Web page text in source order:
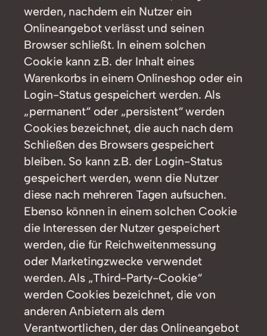
werden, nachdem ein Nutzer ein
Onlineangebot verlässt und seinen
Browser schließt. In einem solchen
Cookie kann z.B. der Inhalt eines
Warenkorbs in einem Onlineshop oder ein
Login-Status gespeichert werden. Als
„permanent“ oder „persistent“ werden
Cookies bezeichnet, die auch nach dem
Schließen des Browsers gespeichert
bleiben. So kann z.B. der Login-Status
gespeichert werden, wenn die Nutzer
diese nach mehreren Tagen aufsuchen.
Ebenso können in einem solchen Cookie
die Interessen der Nutzer gespeichert
werden, die für Reichweitenmessung
oder Marketingzwecke verwendet
werden. Als „Third-Party-Cookie“
werden Cookies bezeichnet, die von
anderen Anbietern als dem
Verantwortlichen, der das Onlineangebot